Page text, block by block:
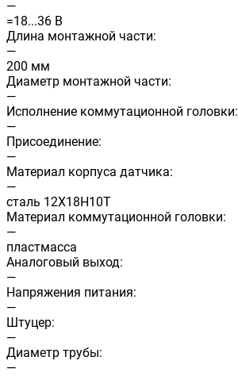
—
=18...36 В
Длина монтажной части:
—
200 мм
Диаметр монтажной части:
—
Исполнение коммутационной головки:
—
Присоединение:
—
Материал корпуса датчика:
—
сталь 12Х18Н10Т
Материал коммутационной головки:
—
пластмасса
Аналоговый выход:
—
Напряжения питания:
—
Штуцер:
—
Диаметр трубы:
—